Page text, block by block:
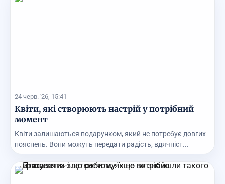
24 черв. '26, 15:41
Квіти, які створюють настрій у потрібний
момент
Квіти залишаються подарунком, який не потребує довгих
пояснень. Вони можуть передати радість, вдячніст...